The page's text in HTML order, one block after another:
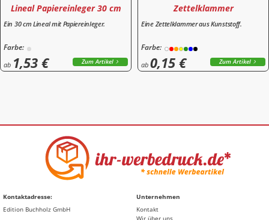
Lineal Papiereinleger 30 cm
Ein 30 cm Lineal mit Papiereinleger.
Farbe:
ab 1,53 € Zum Artikel
Zettelklammer
Eine Zettelklammer aus Kunststoff.
Farbe:
ab 0,15 € Zum Artikel
Kontaktadresse:
Edition Buchholz GmbH
Unternehmen
Kontakt